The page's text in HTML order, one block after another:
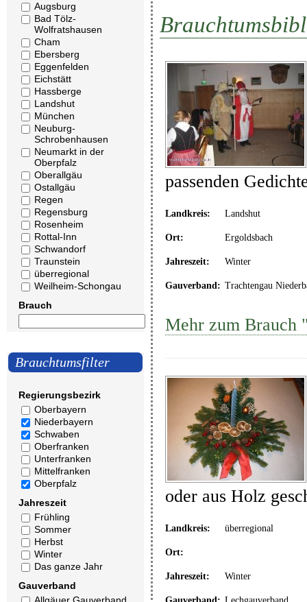
Augsburg
Bad Tölz-
Wolfratshausen
Cham
Ebersberg
Eggenfelden
Eichstätt
Hassberge
Landshut
München
Neuburg-
Schrobenhausen
Neumarkt in der
Oberpfalz
Oberallgäu
Ostallgäu
Regen
Regensburg
Rosenheim
Rottal-Inn
Schwandorf
Traunstein
überregional
Weilheim-Schongau
Brauch
Brauchtumsfilter
Regierungsbezirk
Oberbayern
Niederbayern
Schwaben
Oberfranken
Unterfranken
Mittelfranken
Oberpfalz
Jahreszeit
Frühling
Sommer
Herbst
Winter
Das ganze Jahr
Gauverband
passenden
Landkreis: Landshut
Ort: Ergoldsbach
Jahreszeit: Winter
Gauverband: Trachtengau
Mehr zum Brauch
oder aus Holz
Landkreis: überregional
Ort:
Jahreszeit: Winter